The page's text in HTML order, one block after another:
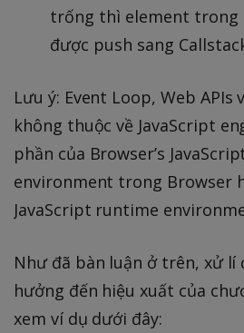
trống thì element trong
được push sang
Lưu ý: Event Loop, Web APIs
không thuộc về JavaScript
phần của Browser’s
environment trong Browser
JavaScript runtime
Như đã bàn luận ở trên, xử lí
hưởng đến hiệu xuất của
xem ví dụ dưới đây: